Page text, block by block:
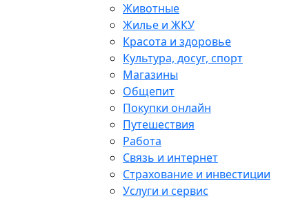
Животные
Жилье и ЖКУ
Красота и здоровье
Культура, досуг, спорт
Магазины
Общепит
Покупки онлайн
Путешествия
Работа
Связь и интернет
Страхование и инвестиции
Услуги и сервис